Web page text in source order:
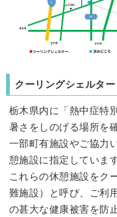
クーリングシェルター
栃木県内に「熱中症特
暑さをしのげる場所を
一部町有施設やご協力
憩施設に指定しています
これらの休憩施設をク
難施設）と呼び、ご利
の甚大な健康被害を防